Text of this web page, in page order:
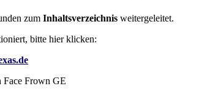
zum Inhaltsverzeichnis weitergeleitet.
bitte hier klicken: